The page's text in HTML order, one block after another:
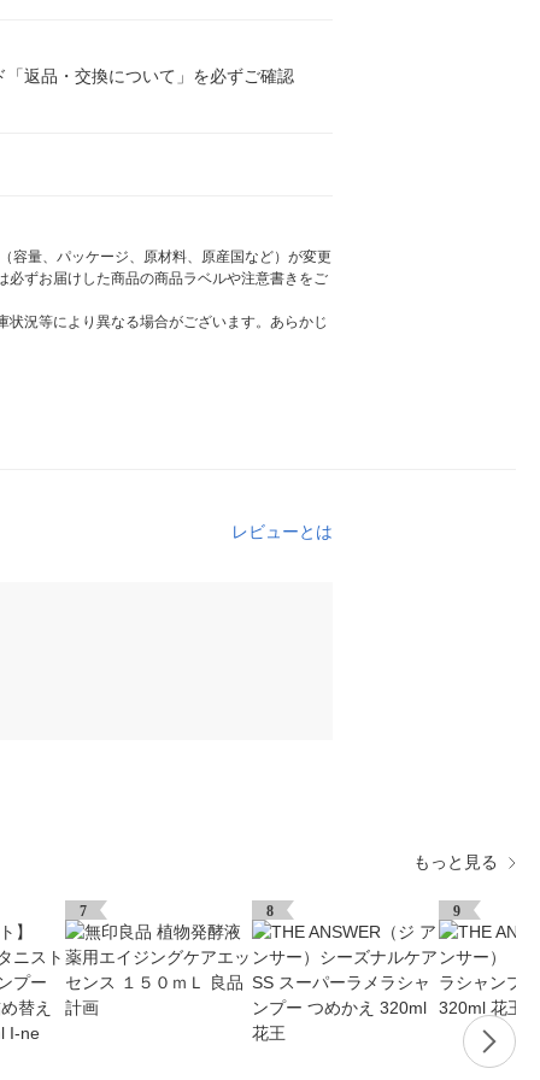
返品・交換について」を必ずご確認
容量、パッケージ、原材料、原産国など）が変更
ずお届けした商品の商品ラベルや注意書きをご
況等により異なる場合がございます。あらかじ
レビューとは
もっと見る
7 8 9